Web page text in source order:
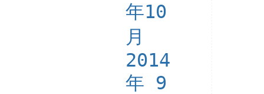
年10
月
2014
年 9